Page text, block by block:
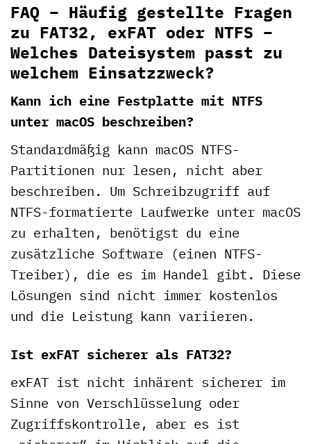
FAQ – Häufig gestellte Fragen
zu FAT32, exFAT oder NTFS –
Welches Dateisystem passt zu
welchem Einsatzzweck?
Kann ich eine Festplatte mit NTFS
unter macOS beschreiben?
Standardmäßig kann macOS NTFS-
Partitionen nur lesen, nicht aber
beschreiben. Um Schreibzugriff auf
NTFS-formatierte Laufwerke unter macOS
zu erhalten, benötigst du eine
zusätzliche Software (einen NTFS-
Treiber), die es im Handel gibt. Diese
Lösungen sind nicht immer kostenlos
und die Leistung kann variieren.
Ist exFAT sicherer als FAT32?
exFAT ist nicht inhärent sicherer im
Sinne von Verschlüsselung oder
Zugriffskontrolle, aber es ist